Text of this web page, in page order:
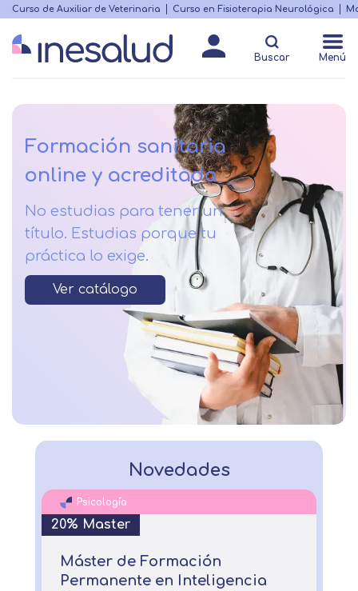
Skip
main
content
Menú
destacado
Curso de Auxiliar de Veterinaria Curso en Fisioterapia Neurológica
Buscar Menú
Formación sanitaria
online y acreditada
No estudias para tener un
título. Estudias porque tu
práctica lo exige.
Ver catálogo
Novedades
Psicología
20% Master
Máster de Formación
Permanente en Inteligencia
Matricularme